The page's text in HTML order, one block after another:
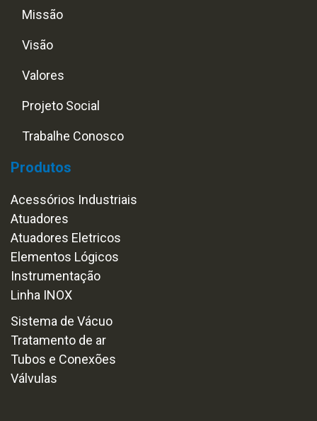
Missão
Visão
Valores
Projeto Social
Trabalhe Conosco
Produtos
Acessórios Industriais
Atuadores
Atuadores Eletricos
Elementos Lógicos
Instrumentação
Linha INOX
Sistema de Vácuo
Tratamento de ar
Tubos e Conexões
Válvulas